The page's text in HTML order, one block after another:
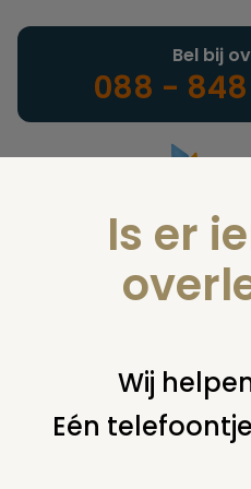
Landelijke
Bel bij
088 - 848
U bent hier: home nieuws &
nederlandse huisdieren
Is er
Wij
Eén